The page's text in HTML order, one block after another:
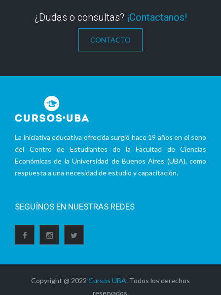
¿Dudas o consultas? ¡Contactanos!
CONTACTO
La iniciativa educativa ofrecida surgió hace 19 años en el seno
del Centro de Estudiantes de la Facultad de Ciencias
Económicas de la Universidad de Buenos Aires (UBA), como
respuesta a una necesidad de estudio y capacitación.
SEGUÍNOS EN NUESTRAS REDES
Copyright @ 2022 Cursos UBA. Todos los derechos
reservados.